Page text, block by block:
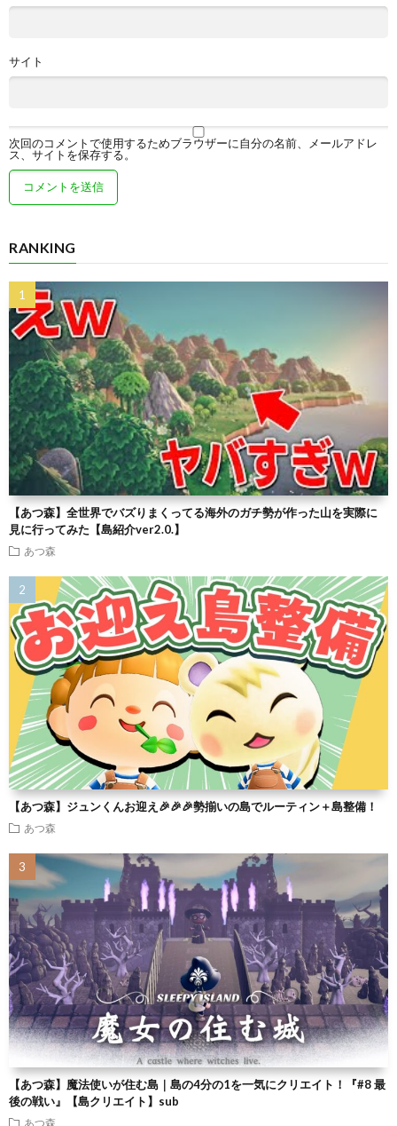
サイト
次回のコメントで使用するためブラウザーに自分の名前、メールアドレ
ス、サイトを保存する。
RANKING
【あつ森】全世界でバズりまくってる海外のガチ勢が作った山を実際に
見に行ってみた【島紹介ver2.0.】
あつ森
【あつ森】ジュンくんお迎え🎉🎉🎉勢揃いの島でルーティン＋島整備！
あつ森
【あつ森】魔法使いが住む島｜島の4分の1を一気にクリエイト！『#8 最
後の戦い』【島クリエイト】sub
あつ森